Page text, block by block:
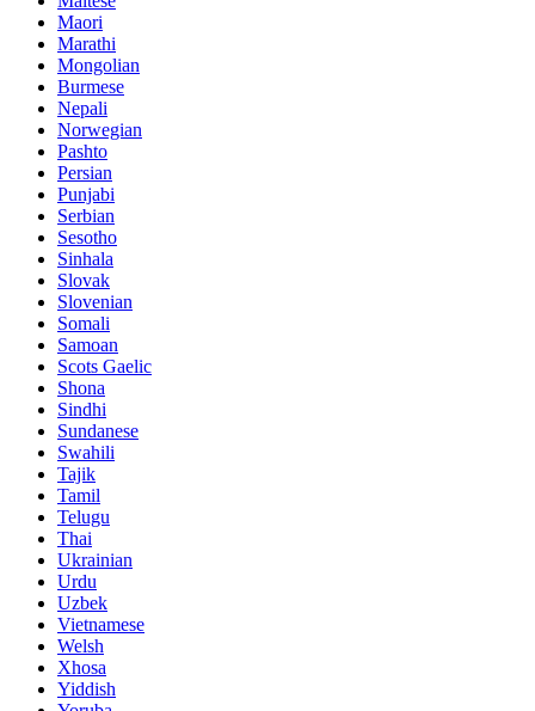
Maori
Marathi
Mongolian
Burmese
Nepali
Norwegian
Pashto
Persian
Punjabi
Serbian
Sesotho
Sinhala
Slovak
Slovenian
Somali
Samoan
Scots Gaelic
Shona
Sindhi
Sundanese
Swahili
Tajik
Tamil
Telugu
Thai
Ukrainian
Urdu
Uzbek
Vietnamese
Welsh
Xhosa
Yiddish